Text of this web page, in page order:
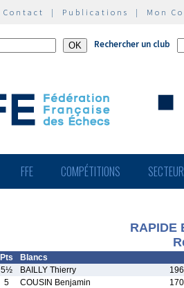
Contact | Publications | Mon
Rechercher un club
FFE COMPÉTITIONS
RAPIDE
Pts
Blancs
5½ BAILLY Thierry
5 COUSIN Benjamin